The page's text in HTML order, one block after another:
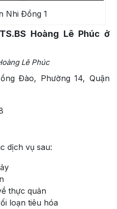
Nhi Đồng 1
Hoàng Lê Phúc ở
Lê Phúc
Đào, Phường 14, Quận
dịch vụ sau:
thực quản
loạn tiêu hóa